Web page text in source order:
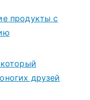
продукты с
друзей